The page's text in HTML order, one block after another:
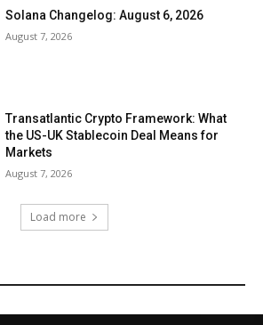
Solana Changelog: August 6, 2026
August 7, 2026
Transatlantic Crypto Framework: What
the US-UK Stablecoin Deal Means for
Markets
August 7, 2026
Load more